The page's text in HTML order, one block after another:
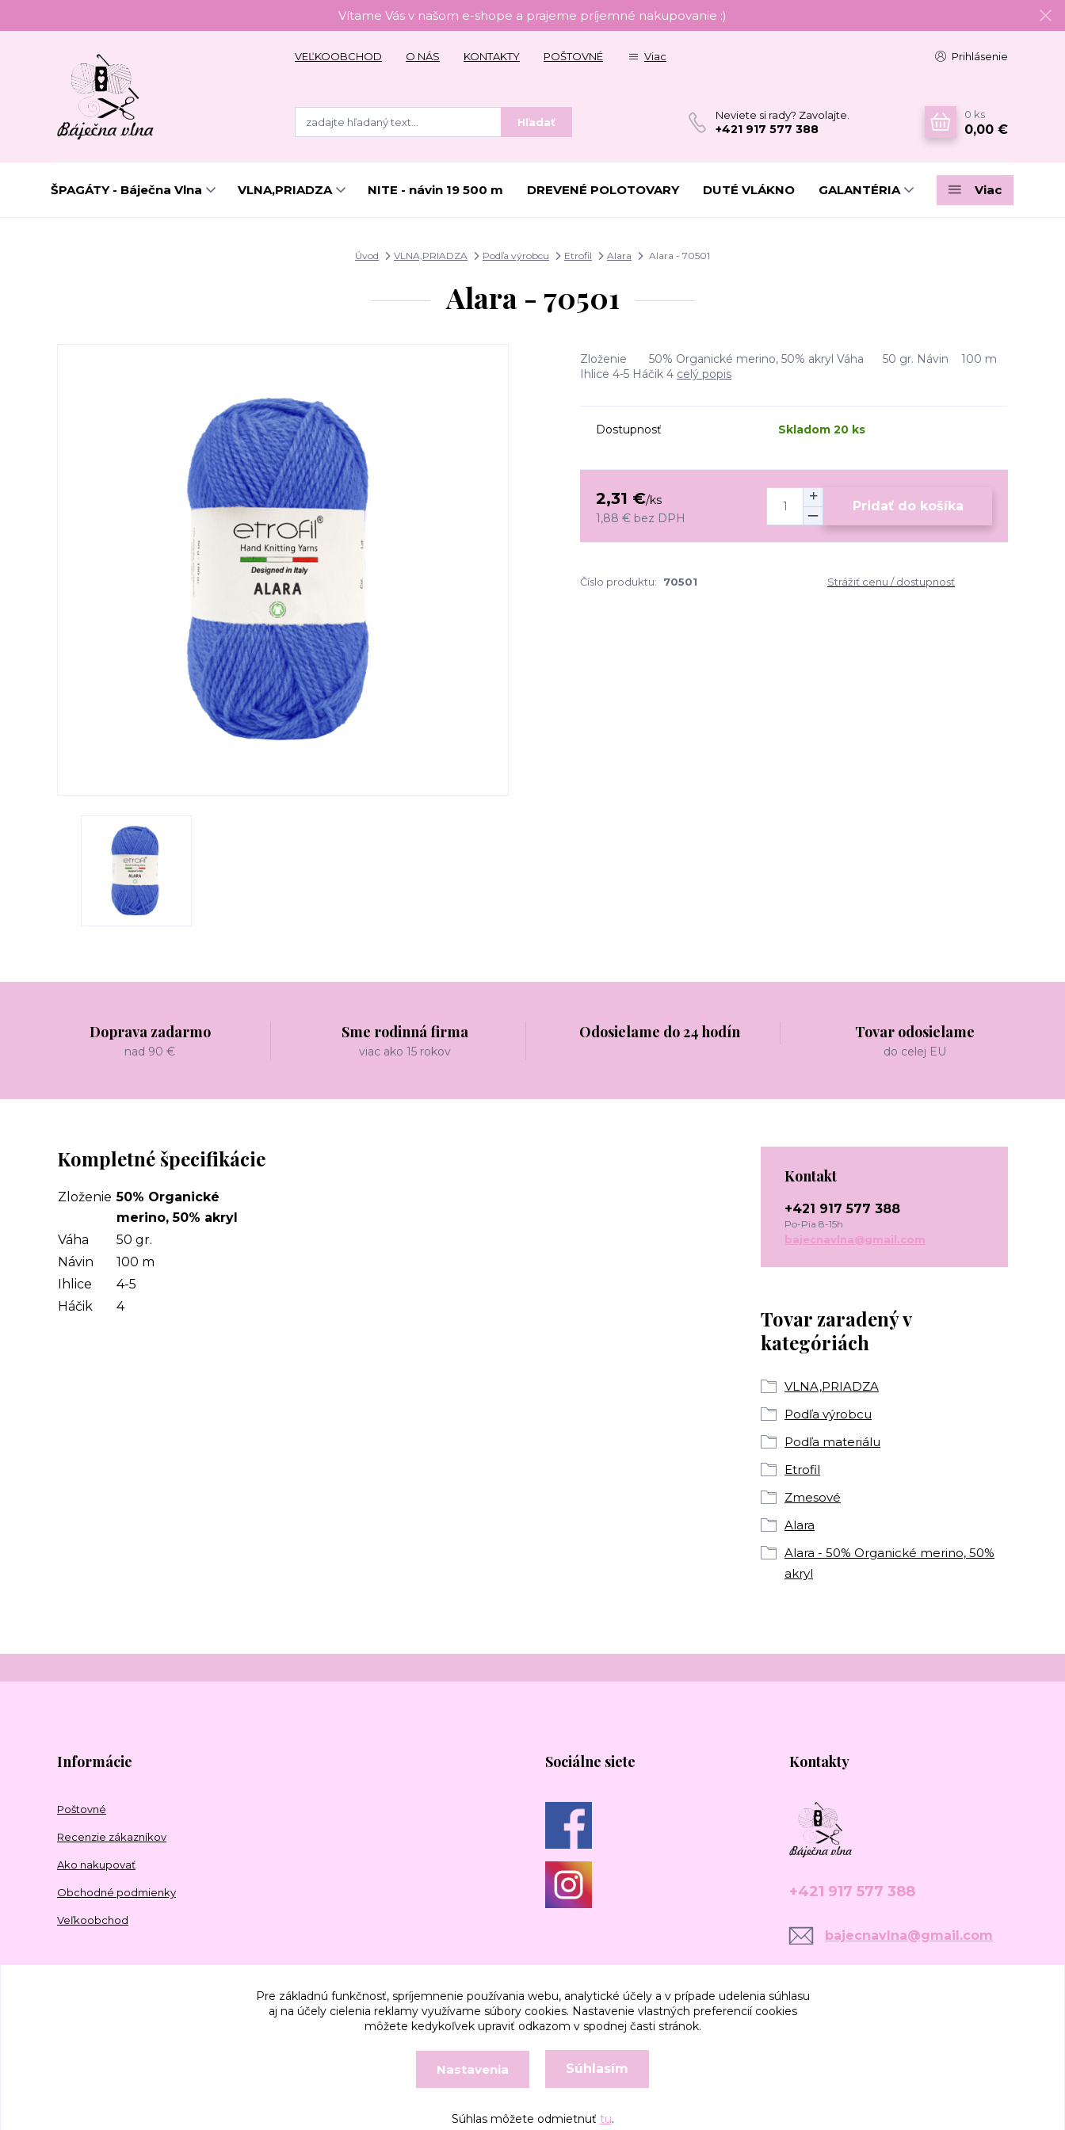
Vítame Vás v našom e-shope a prajeme príjemné nakupovanie :)
VEĽKOOBCHOD O NÁS KONTAKTY POŠTOVNÉ Viac Prihlásenie
Hľadať
Neviete si rady? Zavolajte.
+421 917 577 388
0 ks
0,00 €
ŠPAGÁTY - Báječna Vlna VLNA,PRIADZA NITE - návin 19 500 m DREVENÉ POLOTOVARY DUTÉ VLÁKNO GALANTÉRIA Viac
Úvod VLNA,PRIADZA Podľa výrobcu Etrofil Alara Alara - 70501
Alara - 70501
Zloženie 50% Organické merino, 50% akryl Váha 50 gr. Návin 100 m
Ihlice 4-5 Háčik 4 celý popis
Dostupnosť Skladom 20 ks
2,31 €/ks
1,88 € bez DPH
Pridať do košíka
Číslo produktu: 70501 Strážiť cenu / dostupnosť
Doprava zadarmo
nad 90 €
Sme rodinná firma
viac ako 15 rokov
Odosielame do 24 hodín Tovar odosielame
do celej EU
Kompletné špecifikácie
Zloženie 50% Organické
merino, 50% akryl
Váha
50 gr.
Návin
100 m
Ihlice
4-5
Háčik
4
Tovar zaradený v
kategóriách
VLNA,PRIADZA
Podľa výrobcu
Podľa materiálu
Etrofil
Zmesové
Alara
Alara - 50% Organické merino, 50%
akryl
Kontakt
+421 917 577 388
Po-Pia 8-15h
bajecnavlna@gmail.com
Informácie
Poštovné
Recenzie zákazníkov
Ako nakupovať
Obchodné podmienky
Veľkoobchod
Sociálne siete Kontakty
+421 917 577 388
bajecnavlna@gmail.com
Pre základnú funkčnosť, spríjemnenie používania webu, analytické účely a v prípade udelenia súhlasu
aj na účely cielenia reklamy využívame súbory cookies. Nastavenie vlastných preferencií cookies
môžete kedykoľvek upraviť odkazom v spodnej časti stránok.
Nastavenia Súhlasím
Súhlas môžete odmietnuť tu.